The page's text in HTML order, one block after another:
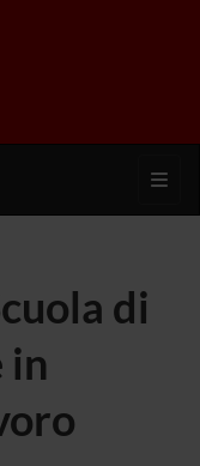
di
in